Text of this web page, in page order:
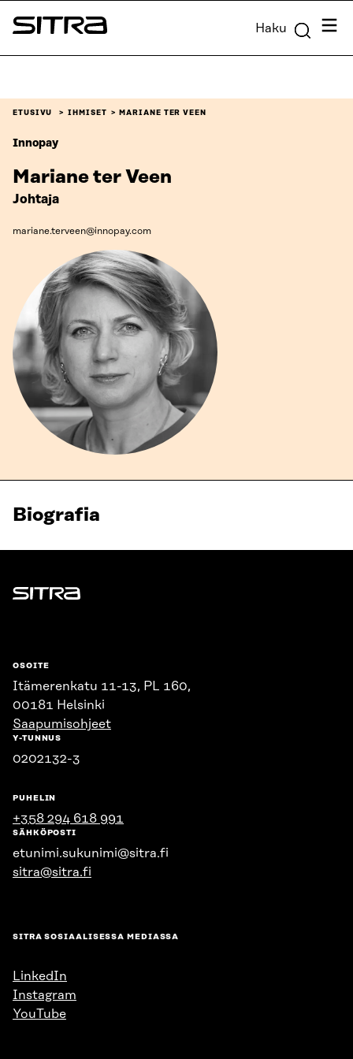
Siirry
suoraan
Sitra Haku
ETUSIVU IHMISET MARIANE TER VEEN
Innopay
Mariane ter Veen
Johtaja
mariane.terveen@innopay.com
Biografia
Sitra
OSOITE
Itämerenkatu 11-13, PL 160,
00181 Helsinki
Saapumisohjeet
Y-TUNNUS
0202132-3
PUHELIN
+358 294 618 991
SÄHKÖPOSTI
etunimi.sukunimi@sitra.fi
sitra@sitra.fi
SITRA SOSIAALISESSA MEDIASSA
LinkedIn
Instagram
YouTube